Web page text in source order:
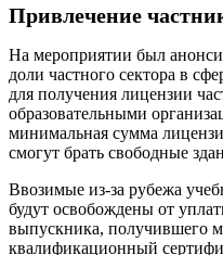
Привлечение
На мероприятии был
доли частного сектора в
для получения лицензии
образовательными
минимальная сумма
смогут брать свободные
Ввозимые из-за рубежа
будут освобождены от
выпускника, получившего
квалификационный